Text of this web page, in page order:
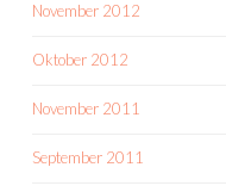
November 2012
Oktober 2012
November 2011
September 2011